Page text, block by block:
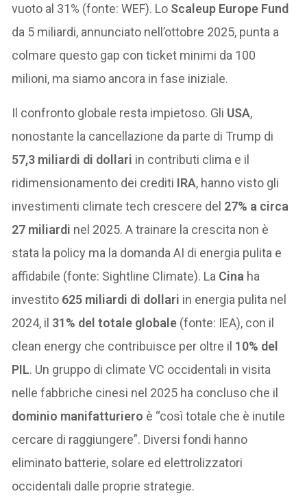
vuoto al 31% (fonte: WEF). Lo Scaleup Europe Fund
da 5 miliardi, annunciato nell’ottobre 2025, punta a
colmare questo gap con ticket minimi da 100
milioni, ma siamo ancora in fase iniziale.
Il confronto globale resta impietoso. Gli USA,
nonostante la cancellazione da parte di Trump di
57,3 miliardi di dollari in contributi clima e il
ridimensionamento dei crediti IRA, hanno visto gli
investimenti climate tech crescere del 27% a circa
27 miliardi nel 2025. A trainare la crescita non è
stata la policy ma la domanda AI di energia pulita e
affidabile (fonte: Sightline Climate). La Cina ha
investito 625 miliardi di dollari in energia pulita nel
2024, il 31% del totale globale (fonte: IEA), con il
clean energy che contribuisce per oltre il 10% del
PIL. Un gruppo di climate VC occidentali in visita
nelle fabbriche cinesi nel 2025 ha concluso che il
dominio manifatturiero è “così totale che è inutile
cercare di raggiungere”. Diversi fondi hanno
eliminato batterie, solare ed elettrolizzatori
occidentali dalle proprie strategie.